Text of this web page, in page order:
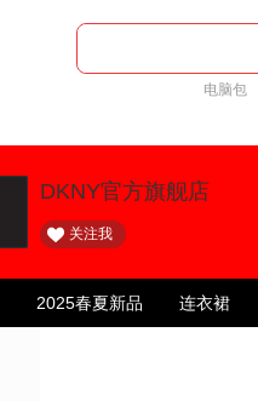
电脑包
DKNY官方旗舰店
关注我
2025春夏新品 连衣裙